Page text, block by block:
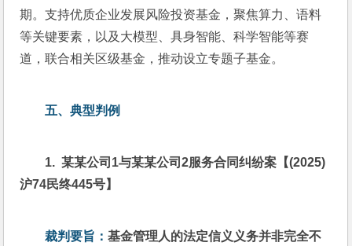
期。支持优质企业发展风险投资基金，聚焦算力、语料
等关键要素，以及大模型、具身智能、科学智能等赛
道，联合相关区级基金，推动设立专题子基金。
五、典型判例
1. 某某公司1与某某公司2服务合同纠纷案【(2025)
沪74民终445号】
裁判要旨：基金管理人的法定信义义务并非完全不